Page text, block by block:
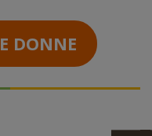
DONNE